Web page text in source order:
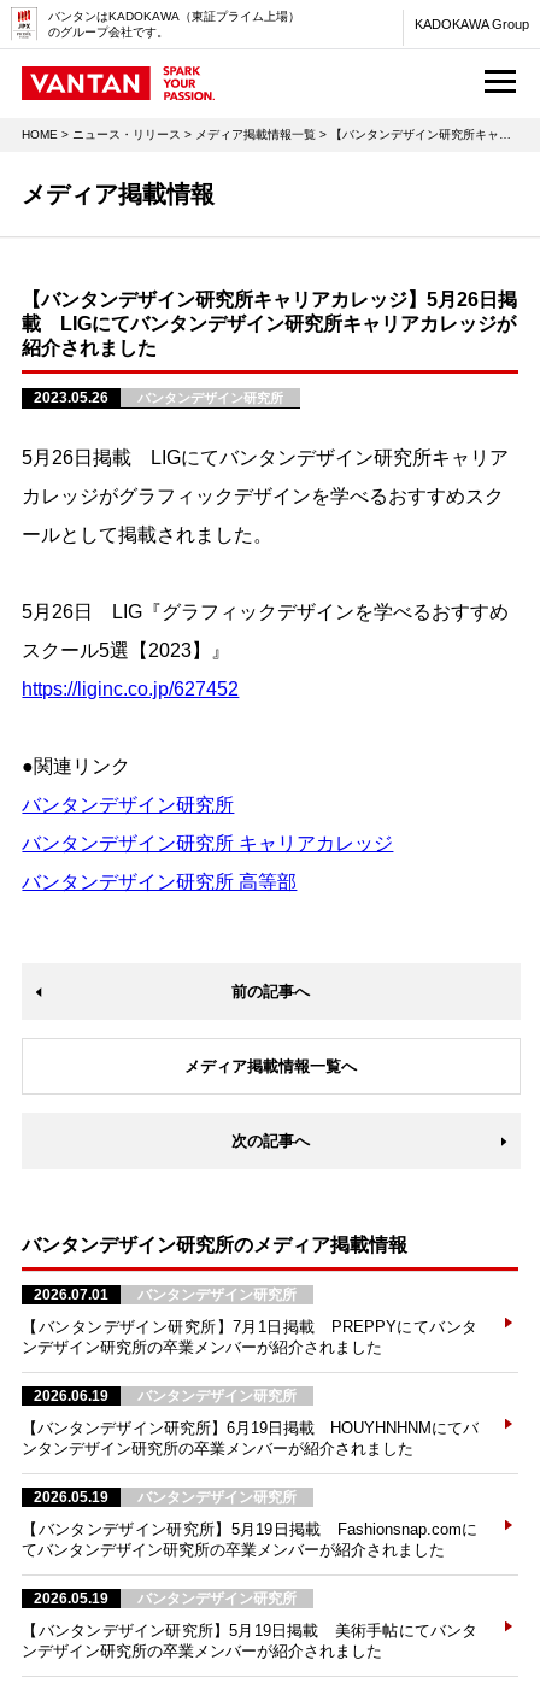
バンタンはKADOKAWA（東証プライム上場）
のグループ会社です。
KADOKAWA Group
HOME > ニュース・リリース > メディア掲載情報一覧 > 【バンタンデザイン研究所キャリアカレッジ】5月26日掲載 LIGにてバンタンデザイン研究所キャリアカレッジが紹介されました
メディア掲載情報
【バンタンデザイン研究所キャリアカレッジ】5月26日掲
載 LIGにてバンタンデザイン研究所キャリアカレッジが
紹介されました
2023.05.26 バンタンデザイン研究所
5月26日掲載 LIGにてバンタンデザイン研究所キャリア
カレッジがグラフィックデザインを学べるおすすめスク
ールとして掲載されました。
5月26日 LIG『グラフィックデザインを学べるおすすめ
スクール5選【2023】』
https://liginc.co.jp/627452
●関連リンク
バンタンデザイン研究所
バンタンデザイン研究所 キャリアカレッジ
バンタンデザイン研究所 高等部
前の記事へ
メディア掲載情報一覧へ
次の記事へ
バンタンデザイン研究所のメディア掲載情報
2026.07.01 バンタンデザイン研究所
【バンタンデザイン研究所】7月1日掲載 PREPPYにてバンタ
ンデザイン研究所の卒業メンバーが紹介されました
2026.06.19 バンタンデザイン研究所
【バンタンデザイン研究所】6月19日掲載 HOUYHNHNMにてバ
ンタンデザイン研究所の卒業メンバーが紹介されました
2026.05.19 バンタンデザイン研究所
【バンタンデザイン研究所】5月19日掲載 Fashionsnap.comに
てバンタンデザイン研究所の卒業メンバーが紹介されました
2026.05.19 バンタンデザイン研究所
【バンタンデザイン研究所】5月19日掲載 美術手帖にてバンタ
ンデザイン研究所の卒業メンバーが紹介されました